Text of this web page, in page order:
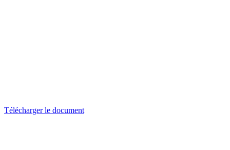
Télécharger le document